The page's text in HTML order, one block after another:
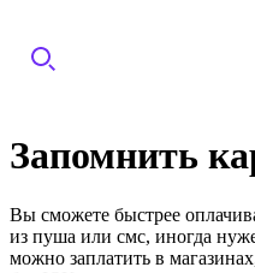
Запомнить
Вы сможете быстрее
из пуша или смс, иногда
можно заплатить в